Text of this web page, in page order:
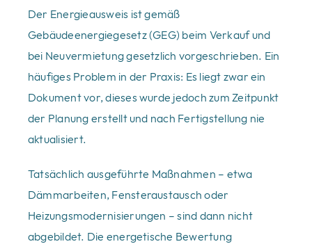
Der Energieausweis ist gemäß
Gebäudeenergiegesetz (GEG) beim Verkauf und
bei Neuvermietung gesetzlich vorgeschrieben. Ein
häufiges Problem in der Praxis: Es liegt zwar ein
Dokument vor, dieses wurde jedoch zum Zeitpunkt
der Planung erstellt und nach Fertigstellung nie
aktualisiert.
Tatsächlich ausgeführte Maßnahmen – etwa
Dämmarbeiten, Fensteraustausch oder
Heizungsmodernisierungen – sind dann nicht
abgebildet. Die energetische Bewertung